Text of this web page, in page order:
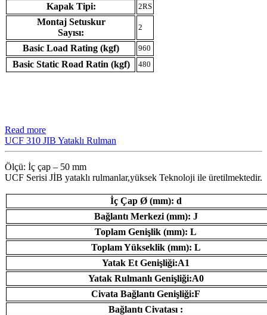
Kapak Tipi: 2RS
Montaj Setuskur
Sayısı:
2
Basic Load Rating (kgf) 960
Basic Static Road Ratin (kgf) 480
Read more
UCF 310 JIB Yataklı Rulman
Ölçü: İç çap – 50 mm
UCF Serisi JİB ​​yataklı rulmanlar,yüksek Teknoloji ile üretilmektedir.
İç Çap Ø (mm): d
Bağlantı Merkezi (mm): J
Toplam Genişlik (mm): L
Toplam Yükseklik (mm): L
Yatak Et Genişliği:A1
Yatak Rulmanlı Genişliği:A0
Civata Bağlantı Genişliği:F
Bağlantı Civatası :